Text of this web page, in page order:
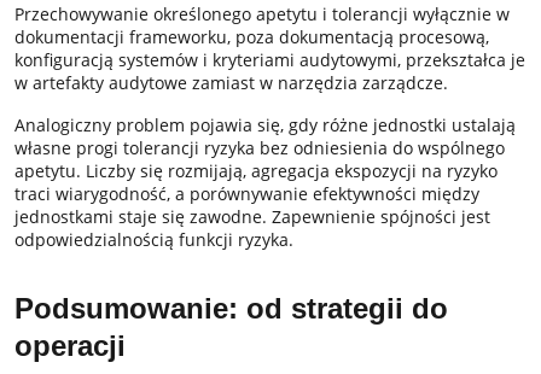
Przechowywanie określonego apetytu i tolerancji wyłącznie w
dokumentacji frameworku, poza dokumentacją procesową,
konfiguracją systemów i kryteriami audytowymi, przekształca je
w artefakty audytowe zamiast w narzędzia zarządcze.
Analogiczny problem pojawia się, gdy różne jednostki ustalają
własne progi tolerancji ryzyka bez odniesienia do wspólnego
apetytu. Liczby się rozmijają, agregacja ekspozycji na ryzyko
traci wiarygodność, a porównywanie efektywności między
jednostkami staje się zawodne. Zapewnienie spójności jest
odpowiedzialnością funkcji ryzyka.
Podsumowanie: od strategii do
operacji